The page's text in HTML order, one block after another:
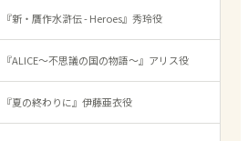
『新・贋作水滸伝 - Heroes』秀玲役
『ALICE～不思議の国の物語～』アリス役
『夏の終わりに』伊藤亜衣役